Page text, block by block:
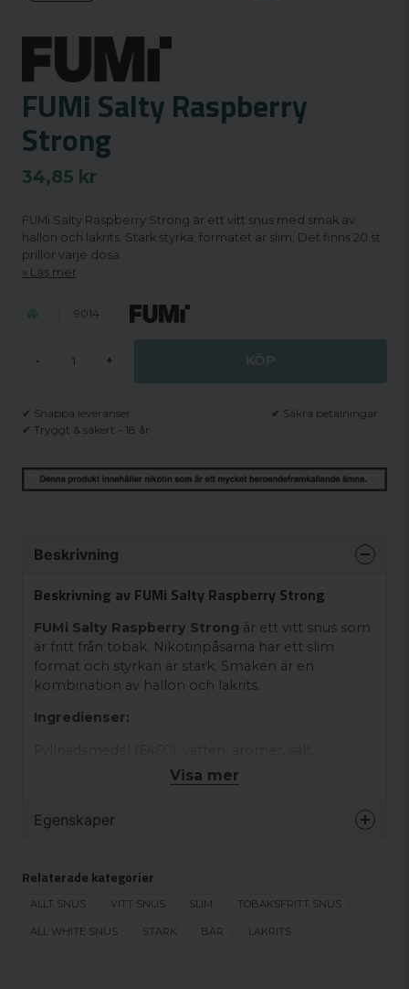
FUMi Salty Raspberry
Strong
34,85 kr
FUMi Salty Raspberry Strong är ett vitt snus med smak av
hallon och lakrits. Stark styrka, formatet är slim. Det finns 20 st
prillor varje dosa.
Läs mer
9014
- +
✔ Snabba leveranser
✔ Säkra betalningar
✔ Tryggt & säkert - 18 år
Beskrivning
Beskrivning av FUMi Salty Raspberry Strong
FUMi Salty Raspberry Strong är ett vitt snus som
är fritt från tobak. Nikotinpåsarna har ett slim
format och styrkan är stark. Smaken är en
kombination av hallon och lakrits.
Ingredienser:
surhetsreglerande medel (E330, E500),
fuktighetsbevarande medel (E1520),
stabiliseringsmedel (E1201), nikotin, sötningsmedel
(E950, E955).
Visa mer
Egenskaper
Smak
Format
Slim
Styrka
Stark
Relaterade kategorier
ALLT SNUS VITT SNUS SLIM TOBAKSFRITT SNUS
ALL WHITE SNUS STARK BÄR LAKRITS